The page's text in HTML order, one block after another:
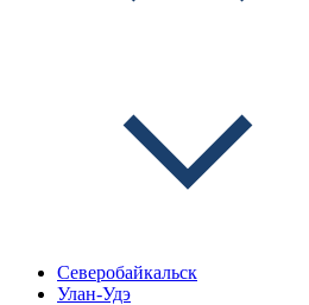
Северобайкальск
Улан-Удэ